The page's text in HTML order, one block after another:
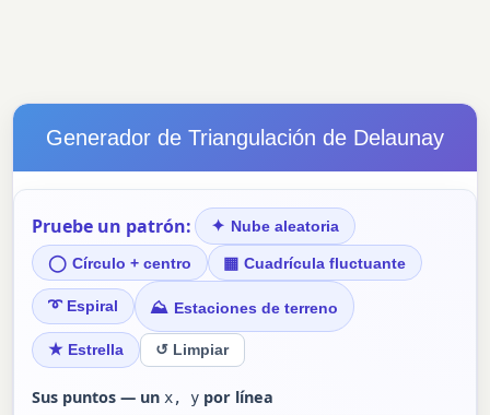
Generador de Triangulación de Delaunay
Pruebe un patrón: ✦ Nube aleatoria
◯ Círculo + centro ▦ Cuadrícula fluctuante
➰ Espiral ⛰ Estaciones de terreno
★ Estrella ↺ Limpiar
Sus puntos — unx, y por línea